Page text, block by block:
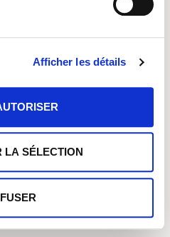
Afficher les détails
LA SÉLECTION
Gruppe